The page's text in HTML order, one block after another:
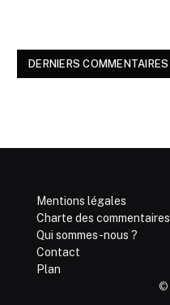
DERNIERS COMMENTAIRES
Mentions légales
Charte des commentaires
Qui sommes-nous ?
Contact
Plan
©